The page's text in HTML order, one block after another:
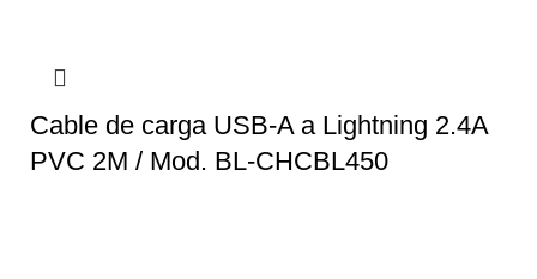
Cable de carga USB-A a Lightning 2.4A
PVC 2M / Mod. BL-CHCBL450